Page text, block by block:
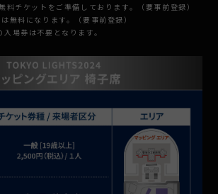
チケットをご準備しております。（要事前登録）
無料になります。（要事前登録）
場券は不要となります。